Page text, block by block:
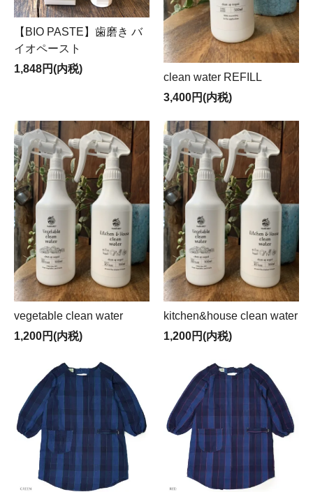
【BIO PASTE】歯磨き バ
イオペースト
1,848円(内税)
clean water REFILL
3,400円(内税)
vegetable clean water
1,200円(内税)
kitchen&house clean water
1,200円(内税)